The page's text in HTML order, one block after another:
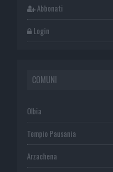
Abbonati
Login
COMUNI
Olbia
Tempio Pausania
Arzachena